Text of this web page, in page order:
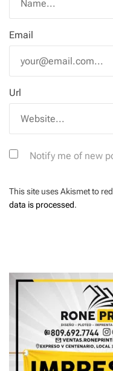
Email
Url
Notify me of new
This site uses Akismet to
data is processed.